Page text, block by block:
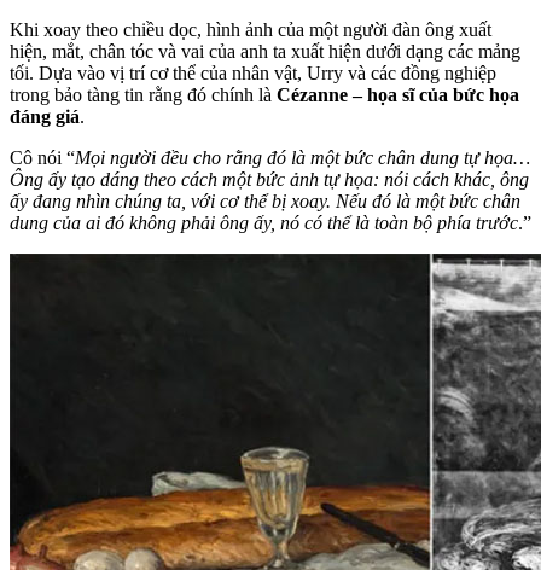
Khi xoay theo chiều dọc, hình ảnh của một người đàn ông xuất
hiện, mắt, chân tóc và vai của anh ta xuất hiện dưới dạng các mảng
tối. Dựa vào vị trí cơ thể của nhân vật, Urry và các đồng nghiệp
trong bảo tàng tin rằng đó chính là Cézanne – họa sĩ của bức họa
đáng giá.
Cô nói “Mọi người đều cho rằng đó là một bức chân dung tự họa…
Ông ấy tạo dáng theo cách một bức ảnh tự họa: nói cách khác, ông
ấy đang nhìn chúng ta, với cơ thể bị xoay. Nếu đó là một bức chân
dung của ai đó không phải ông ấy, nó có thể là toàn bộ phía trước.”